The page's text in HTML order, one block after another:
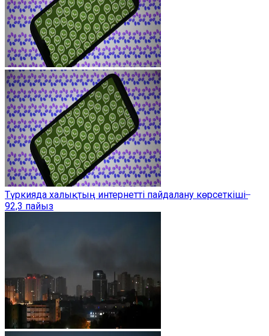
Түркияда халықтың интернетті пайдалану көрсеткіші ̶
92,3 пайыз